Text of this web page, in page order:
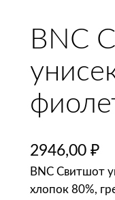
BNC
2946,00 ₽
BNC Свитшот
хлопок 80%,